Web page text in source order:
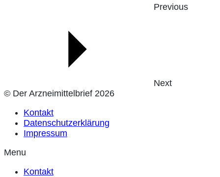
Previous
Next
© Der Arzneimittelbrief 2026
Kontakt
Datenschutzerklärung
Impressum
Menu
Kontakt